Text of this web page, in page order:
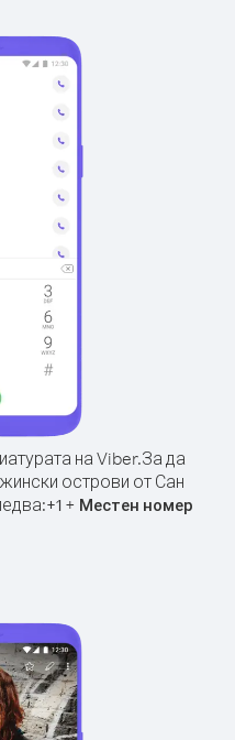
на Viber.За да
острови от Сан
+1 + Местен номер